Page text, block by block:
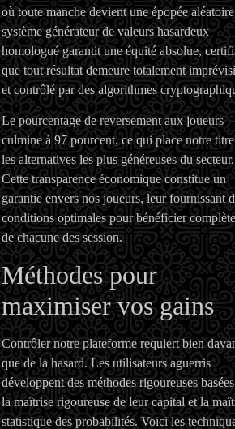
où toute manche devient une épopée
système générateur de valeurs hasardeux
homologué garantit une équité absolue,
que tout résultat demeure totalement
et contrôlé par des algorithmes
Le pourcentage de reversement aux joueurs
culmine à 97 pourcent, ce qui place notre
les alternatives les plus généreuses du secteur.
Cette transparence économique constitue un
garantie envers nos joueurs, leur fournissant
conditions optimales pour bénéficier
de chacune des session.
Méthodes pour
maximiser vos gains
Contrôler notre plateforme requiert bien
que de la hasard. Les utilisateurs aguerris
développent des méthodes rigoureuses
la maîtrise rigoureuse de leur capital et la
statistique des probabilités. Voici les